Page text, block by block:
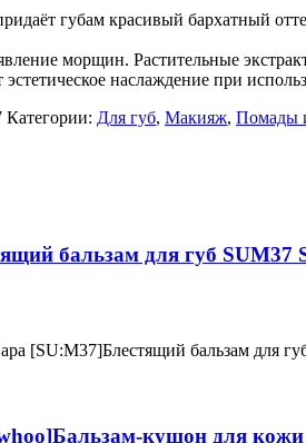
губам красивый бархатный
морщин. Растительные
эстетическое наслаждение при
Категории: Для губ, Макияж, Помады
бальзам для губ SUM37
[SU:M37]Блестящий бальзам для
кушон для